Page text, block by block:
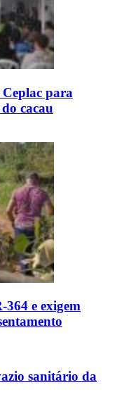
para
cacau
e exigem
sanitário da